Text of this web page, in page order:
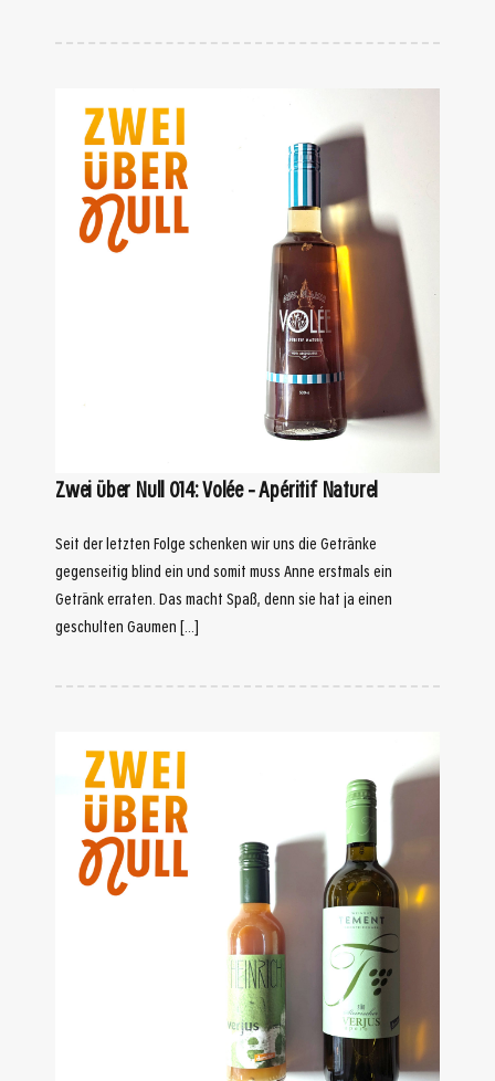
Zwei über Null 014: Volée – Apéritif Naturel
Seit der letzten Folge schenken wir uns die Getränke
gegenseitig blind ein und somit muss Anne erstmals ein
Getränk erraten. Das macht Spaß, denn sie hat ja einen
geschulten Gaumen […]